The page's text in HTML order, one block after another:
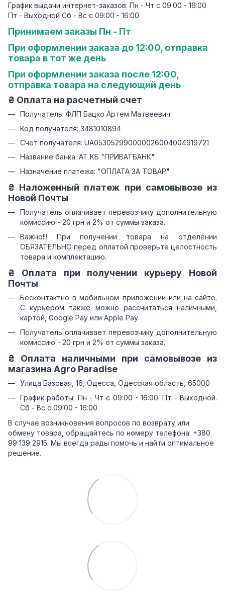
График выдачи интернет-заказов: Пн - Чт с 09:00 - 16:00
Пт - Выходной Сб - Вс с 09:00 - 16:00
Принимаем заказы Пн - Пт
При оформлении заказа до 12:00, отправка
товара в тот же день
При оформлении заказа после 12:00,
отправка товара на следующий день
₴ Оплата на расчетный счет
Получатель: ФЛП Бацко Артем Матвеевич
Код получателя: 3481010894
Счет получателя: UA053052990000026004004919721
Название банка: АТ КБ "ПРИВАТБАНК"
Назначение платежа: "ОПЛАТА ЗА ТОВАР"
₴ Наложенный платеж при самовывозе из
Новой Почты
Получатель оплачивает перевозчику дополнительную
комиссию - 20 грн и 2% от суммы заказа.
Важно!!! При получении товара на отделении
ОБЯЗАТЕЛЬНО перед оплатой проверьте целостность
товара и комплектацию.
₴ Оплата при получении курьеру Новой
Почты
Бесконтактно в мобильном приложении или на сайте.
С курьером также можно рассчитаться наличными,
картой, Google Pay или Apple Pay
Получатель оплачивает перевозчику дополнительную
комиссию - 20 грн и 2% от суммы заказа.
₴ Оплата наличными при самовывозе из
магазина Agro Paradise
Улица Базовая, 16, Одесса, Одесская область, 65000
График работы: Пн - Чт с 09:00 - 16:00. Пт - Выходной.
Сб - Вс с 09:00 - 16:00
В случае возникновения вопросов по возврату или
обмену товара, обращайтесь по номеру телефона: +380
99 139 2915. Мы всегда рады помочь и найти оптимальное
решение.